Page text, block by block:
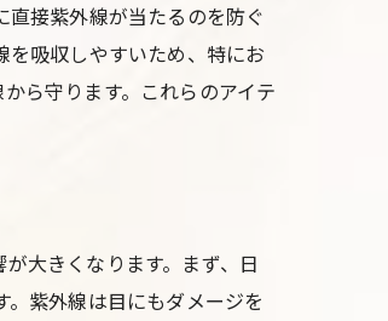
接紫外線が当たるのを防ぐ
を吸収しやすいため、特にお
ら守ります。これらのアイテ
大きくなります。まず、日
紫外線は目にもダメージを